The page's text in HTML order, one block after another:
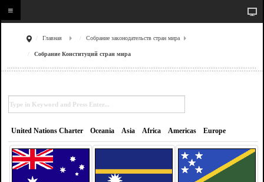
Главная Собрание законодательств стран мира
Собрание Конституций стран мира
United Nations Charter Oceania Asia Africa Americas Europe